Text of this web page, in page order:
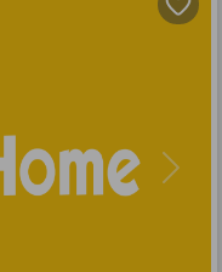
Next